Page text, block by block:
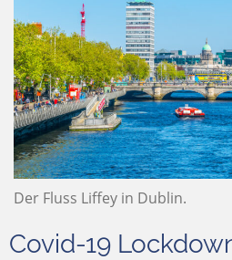
Der Fluss Liffey in Dublin.
Covid-19